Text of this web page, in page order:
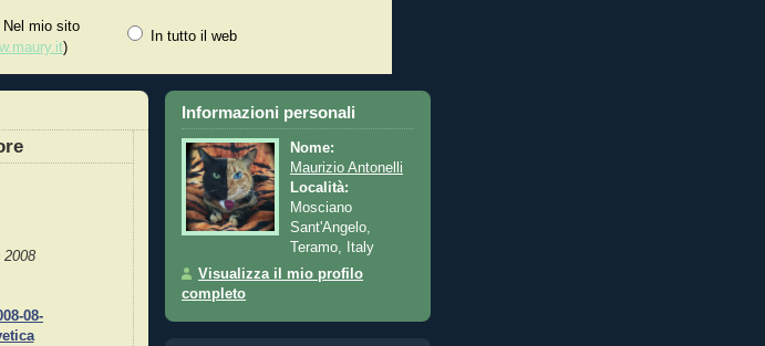
Nel mio sito
)
In tutto il web
08-
Informazioni personali
Nome:
Maurizio Antonelli
Località:
Mosciano
Sant'Angelo,
Teramo, Italy
Visualizza il mio profilo
completo